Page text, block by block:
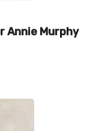
Annie Murphy